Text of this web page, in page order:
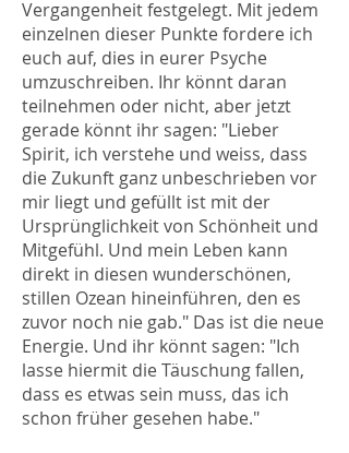
Vergangenheit festgelegt. Mit jedem
einzelnen dieser Punkte fordere ich
euch auf, dies in eurer Psyche
umzuschreiben. Ihr könnt daran
teilnehmen oder nicht, aber jetzt
gerade könnt ihr sagen: "Lieber
Spirit, ich verstehe und weiss, dass
die Zukunft ganz unbeschrieben vor
mir liegt und gefüllt ist mit der
Ursprünglichkeit von Schönheit und
Mitgefühl. Und mein Leben kann
direkt in diesen wunderschönen,
stillen Ozean hineinführen, den es
zuvor noch nie gab." Das ist die neue
Energie. Und ihr könnt sagen: "Ich
lasse hiermit die Täuschung fallen,
dass es etwas sein muss, das ich
schon früher gesehen habe."